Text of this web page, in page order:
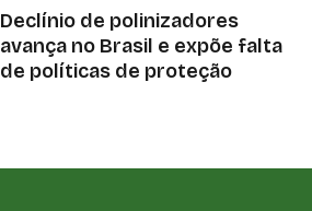
Declínio de polinizadores
avança no Brasil e expõe falta
de políticas de proteção